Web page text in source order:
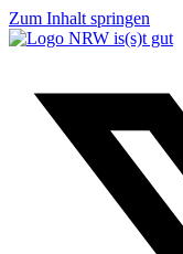
Zum Inhalt springen